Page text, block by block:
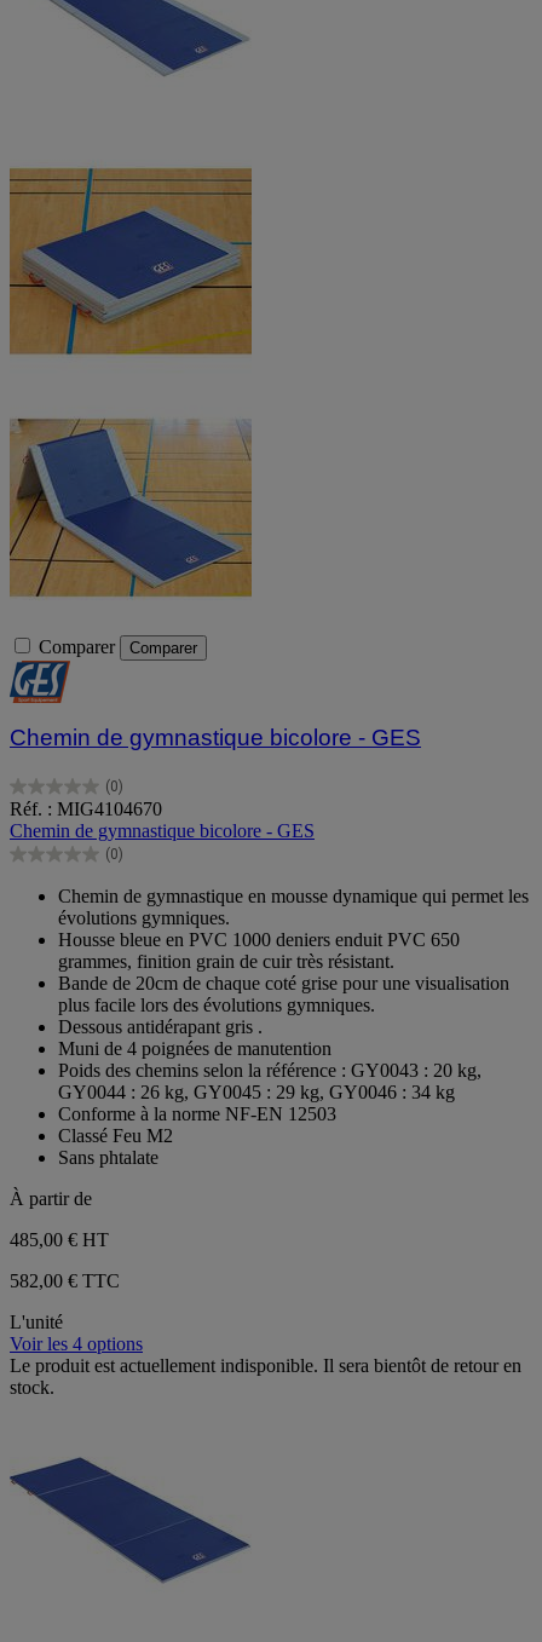
Comparer Comparer
Chemin de gymnastique bicolore - GES
(0)
0.0
sur
5
étoiles.
Réf. : MIG4104670
Chemin de gymnastique bicolore - GES
(0)
0.0
étoiles.
Chemin de gymnastique en mousse dynamique qui permet les
évolutions gymniques.
Housse bleue en PVC 1000 deniers enduit PVC 650
grammes, finition grain de cuir très résistant.
Bande de 20cm de chaque coté grise pour une visualisation
plus facile lors des évolutions gymniques.
Dessous antidérapant gris .
Muni de 4 poignées de manutention
Poids des chemins selon la référence : GY0043 : 20 kg,
GY0044 : 26 kg, GY0045 : 29 kg, GY0046 : 34 kg
Conforme à la norme NF-EN 12503
Classé Feu M2
Sans phtalate
À partir de
485,00 € HT
582,00 € TTC
L'unité
Voir les 4 options
Le produit est actuellement indisponible. Il sera bientôt de retour en
stock.